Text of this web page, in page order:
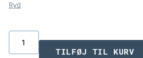
Ryd
Carve
TILFØJ TIL KURV